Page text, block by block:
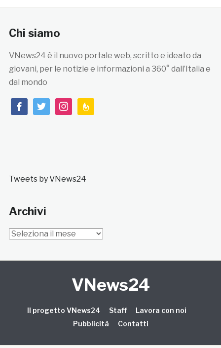
Chi siamo
VNews24 è il nuovo portale web, scritto e ideato da
giovani, per le notizie e informazioni a 360° dall’Italia e
dal mondo
facebooktwitterinstagramfeedburner
Tweets by VNews24
Archivi
Archivi
VNews24
Il progetto VNews24 Staff
Lavora con noi
Pubblicità
Contatti